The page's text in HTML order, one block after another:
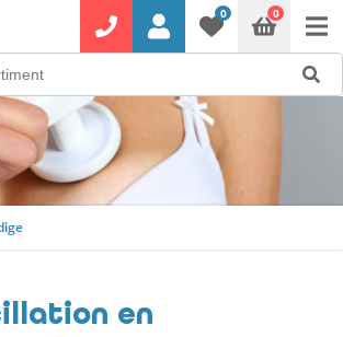
0 0
en